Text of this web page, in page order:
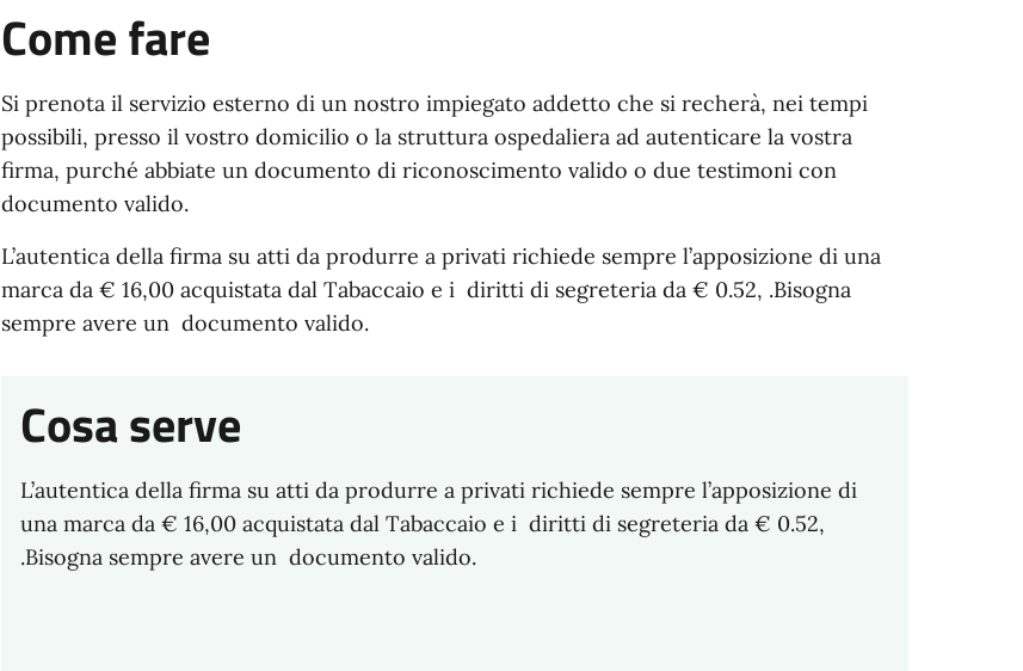
Come fare
Si prenota il servizio esterno di un nostro impiegato addetto che si recherà, nei tempi
possibili, presso il vostro domicilio o la struttura ospedaliera ad autenticare la vostra
firma, purché abbiate un documento di riconoscimento valido o due testimoni con
documento valido.
L’autentica della firma su atti da produrre a privati richiede sempre l’apposizione di una
marca da € 16,00 acquistata dal Tabaccaio e i diritti di segreteria da € 0.52, .Bisogna
sempre avere un documento valido.
Cosa serve
L’autentica della firma su atti da produrre a privati richiede sempre l’apposizione di
una marca da € 16,00 acquistata dal Tabaccaio e i diritti di segreteria da € 0.52,
.Bisogna sempre avere un documento valido.